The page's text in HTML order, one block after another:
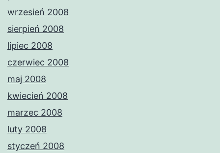
wrzesień 2008
sierpień 2008
lipiec 2008
czerwiec 2008
maj 2008
kwiecień 2008
marzec 2008
luty 2008
styczeń 2008